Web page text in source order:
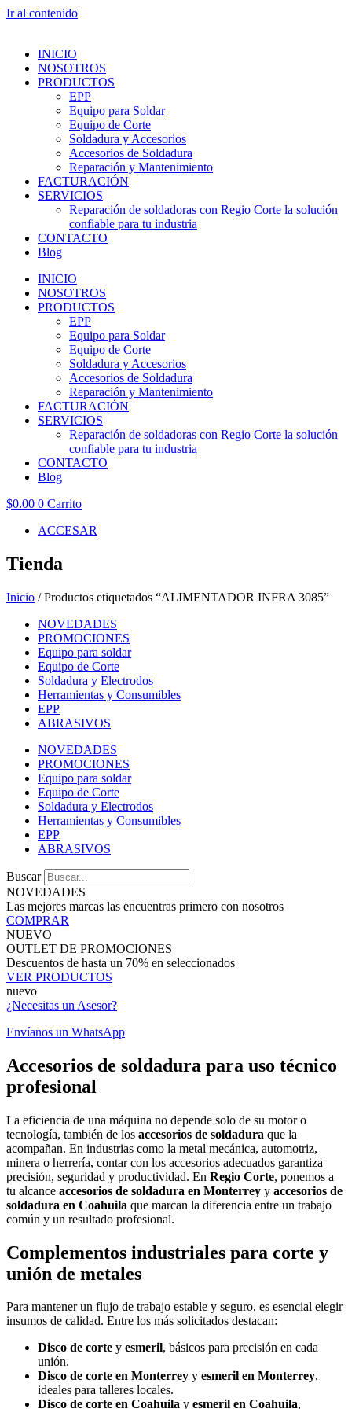
Ir al contenido
INICIO
NOSOTROS
PRODUCTOS
EPP
Equipo para Soldar
Equipo de Corte
Soldadura y Accesorios
Accesorios de Soldadura
Reparación y Mantenimiento
FACTURACIÓN
SERVICIOS
Reparación de soldadoras con Regio Corte la solución
confiable para tu industria
CONTACTO
Blog
INICIO
NOSOTROS
PRODUCTOS
EPP
Equipo para Soldar
Equipo de Corte
Soldadura y Accesorios
Accesorios de Soldadura
Reparación y Mantenimiento
FACTURACIÓN
SERVICIOS
Reparación de soldadoras con Regio Corte la solución
confiable para tu industria
CONTACTO
Blog
$0.00 0 Carrito
ACCESAR
Tienda
Inicio / Productos etiquetados “ALIMENTADOR INFRA 3085”
NOVEDADES
PROMOCIONES
Equipo para soldar
Equipo de Corte
Soldadura y Electrodos
Herramientas y Consumibles
EPP
ABRASIVOS
NOVEDADES
PROMOCIONES
Equipo para soldar
Equipo de Corte
Soldadura y Electrodos
Herramientas y Consumibles
EPP
ABRASIVOS
Buscar
NOVEDADES
Las mejores marcas las encuentras primero con nosotros
COMPRAR
NUEVO
OUTLET DE PROMOCIONES
Descuentos de hasta un 70% en seleccionados
VER PRODUCTOS
nuevo
¿Necesitas un Asesor?
Envíanos un WhatsApp
Accesorios de soldadura para uso técnico
profesional
La eficiencia de una máquina no depende solo de su motor o
tecnología, también de los accesorios de soldadura que la
acompañan. En industrias como la metal mecánica, automotriz,
minera o herrería, contar con los accesorios adecuados garantiza
precisión, seguridad y productividad. En Regio Corte, ponemos a
tu alcance accesorios de soldadura en Monterrey y accesorios de
soldadura en Coahuila que marcan la diferencia entre un trabajo
común y un resultado profesional.
Complementos industriales para corte y
unión de metales
Para mantener un flujo de trabajo estable y seguro, es esencial elegir
insumos de calidad. Entre los más solicitados destacan:
Disco de corte y esmeril, básicos para precisión en cada
unión.
Disco de corte en Monterrey y esmeril en Monterrey,
ideales para talleres locales.
Disco de corte en Coahuila y esmeril en Coahuila,